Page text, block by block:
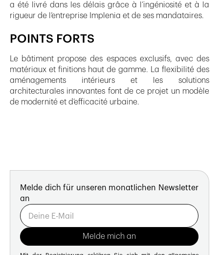
a été livré dans les délais grâce à l’ingéniosité et à la
rigueur de l’entreprise Implenia et de ses mandataires.
POINTS FORTS
Le bâtiment propose des espaces exclusifs, avec des
matériaux et finitions haut de gamme. La flexibilité des
aménagements intérieurs et les solutions
architecturales innovantes font de ce projet un modèle
de modernité et d’efficacité urbaine.
Melde dich für unseren monatlichen Newsletter
an